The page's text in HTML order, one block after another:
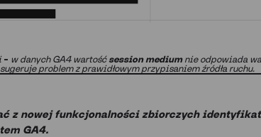
– w danych GA4 wartość session mediumnie odpowiada
problem z prawidłowym przypisaniem źródła ruchu.
z nowej funkcjonalności zbiorczych
GA4.